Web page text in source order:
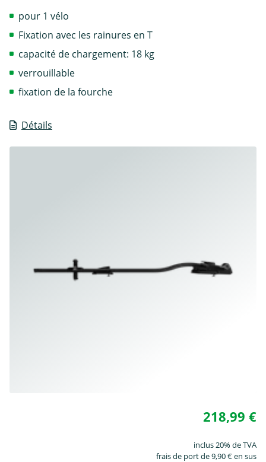
Détails
pour 1 vélo
Fixation avec les rainures en T
capacité de chargement: 18 kg
verrouillable
fixation de la fourche
218,99 €
inclus 20% de TVA
frais de port de 9,90 € en sus